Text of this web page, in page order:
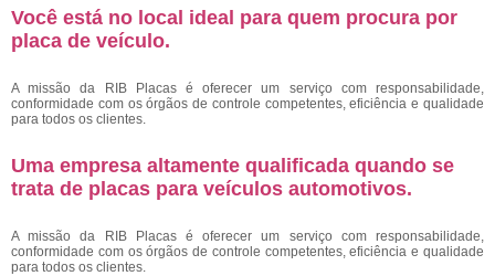
Você está no local ideal para quem procura por
placa de veículo.
A missão da RIB Placas é oferecer um serviço com responsabilidade,
conformidade com os órgãos de controle competentes, eficiência e qualidade
para todos os clientes.
Uma empresa altamente qualificada quando se
trata de placas para veículos automotivos.
A missão da RIB Placas é oferecer um serviço com responsabilidade,
conformidade com os órgãos de controle competentes, eficiência e qualidade
para todos os clientes.